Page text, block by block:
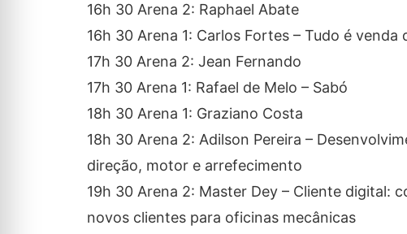
16h 30 Arena 2: Raphael Abate
16h 30 Arena 1: Carlos Fortes – Tudo é
17h 30 Arena 2: Jean Fernando
17h 30 Arena 1: Rafael de Melo – Sabó
18h 30 Arena 1: Graziano Costa
18h 30 Arena 2: Adilson Pereira –
direção, motor e arrefecimento
19h 30 Arena 2: Master Dey – Cliente digital:
novos clientes para oficinas mecânicas